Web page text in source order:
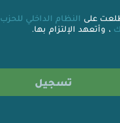
على النظام الداخلي للحزب
، وأتعهد الإلتزام بها.